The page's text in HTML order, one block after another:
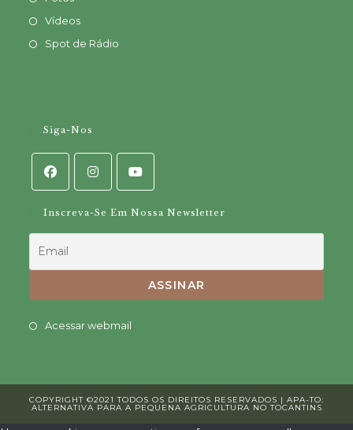
Vídeos
Spot de Rádio
Siga-Nos
Inscreva-Se Em Nossa Newsletter
Acessar webmail
new
tab
COPYRIGHT ©2021 TODOS OS DIREITOS RESERVADOS | APA-TO:
ALTERNATIVA PARA A PEQUENA AGRICULTURA NO TOCANTINS